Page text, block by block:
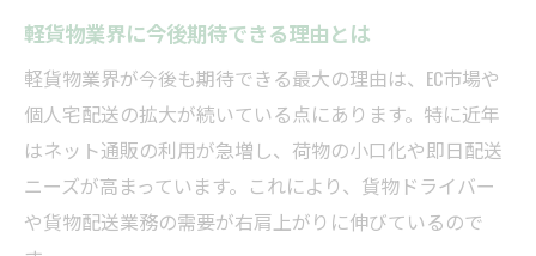
実体験から見る軽貨物収入の実情分析
働き方から読み解く軽貨物の可能性
働き方別に見る軽貨物のメリットと期待
軽貨物で実現できる柔軟な働き方とは
軽貨物の働き方が収入に与える影響とは
軽貨物業界に今後期待できる理由とは
軽貨物業界が今後も期待できる最大の理由は、EC市場や
個人宅配送の拡大が続いている点にあります。特に近年
はネット通販の利用が急増し、荷物の小口化や即日配送
ニーズが高まっています。これにより、貨物ドライバー
や貨物配送業務の需要が右肩上がりに伸びているので